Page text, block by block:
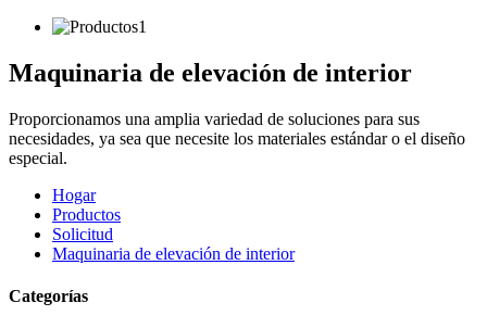
Maquinaria de elevación de interior
Proporcionamos una amplia variedad de soluciones para sus
necesidades, ya sea que necesite los materiales estándar o el diseño
especial.
Hogar
Productos
Solicitud
Maquinaria de elevación de interior
Categorías